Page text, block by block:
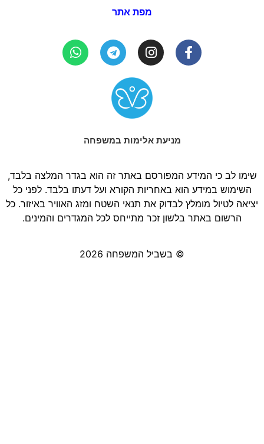
מפת אתר
מניעת אלימות במשפחה
שימו לב כי המידע המפורסם באתר זה הוא בגדר המלצה בלבד,
השימוש במידע הוא באחריות הקורא ועל דעתו בלבד. לפני כל
יציאה לטיול מומלץ לבדוק את תנאי השטח ומזג האוויר באיזור. כל
הרשום באתר בלשון זכר מתייחס לכל המגדרים והמינים.
© בשביל המשפחה 2026